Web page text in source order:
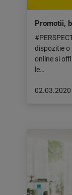
Promotii,
dispozitie
online si
le…
Articol
02.03.2020